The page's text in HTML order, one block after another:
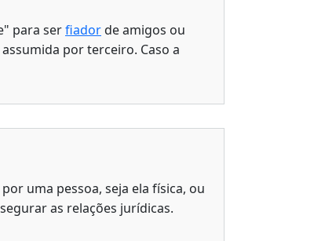
para serfiadorde amigos ou
por terceiro. Caso a
uma pessoa, seja ela física, ou
as relações jurídicas.